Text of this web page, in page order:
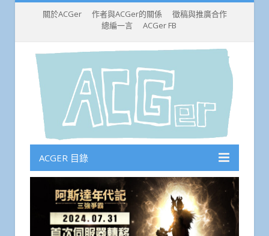
關於ACGer 作者與ACGer的關係
徵稿與推廣合作
總編一言
ACGer FB
ACGER 目錄